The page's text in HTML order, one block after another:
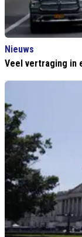
Nieuws
Veel vertraging in